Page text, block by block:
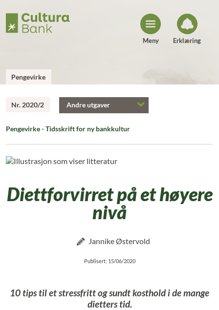
o
Meny Erklæring
Pengevirke
Nr. 2020/2 Andre utgaver
Pengevirke - Tidsskrift for ny bankkultur
Diettforvirret på et høyere
nivå
Jannike Østervold
Publisert: 15/06/2020
10 tips til et stressfritt og sundt kosthold i de mange
dietters tid.